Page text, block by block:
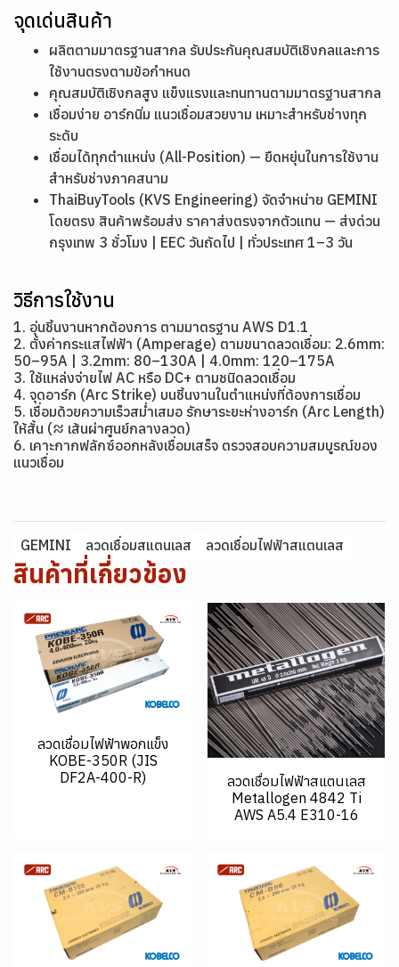
จุดเด่นสินค้า
ผลิตตามมาตรฐานสากล รับประกันคุณสมบัติเชิงกลและการ
ใช้งานตรงตามข้อกำหนด
คุณสมบัติเชิงกลสูง แข็งแรงและทนทานตามมาตรฐานสากล
เชื่อมง่าย อาร์กนิ่ม แนวเชื่อมสวยงาม เหมาะสำหรับช่างทุก
ระดับ
เชื่อมได้ทุกตำแหน่ง (All-Position) — ยืดหยุ่นในการใช้งาน
สำหรับช่างภาคสนาม
ThaiBuyTools (KVS Engineering) จัดจำหน่าย GEMINI
โดยตรง สินค้าพร้อมส่ง ราคาส่งตรงจากตัวแทน — ส่งด่วน
กรุงเทพ 3 ชั่วโมง | EEC วันถัดไป | ทั่วประเทศ 1–3 วัน
วิธีการใช้งาน
1. อุ่นชิ้นงานหากต้องการ ตามมาตรฐาน AWS D1.1
2. ตั้งค่ากระแสไฟฟ้า (Amperage) ตามขนาดลวดเชื่อม: 2.6mm:
50–95A | 3.2mm: 80–130A | 4.0mm: 120–175A
3. ใช้แหล่งจ่ายไฟ AC หรือ DC+ ตามชนิดลวดเชื่อม
4. จุดอาร์ก (Arc Strike) บนชิ้นงานในตำแหน่งที่ต้องการเชื่อม
5. เชื่อมด้วยความเร็วสม่ำเสมอ รักษาระยะห่างอาร์ก (Arc Length)
ให้สั้น (≈ เส้นผ่าศูนย์กลางลวด)
6. เคาะกากฟลักซ์ออกหลังเชื่อมเสร็จ ตรวจสอบความสมบูรณ์ของ
แนวเชื่อม
GEMINI ลวดเชื่อมสแตนเลส ลวดเชื่อมไฟฟ้าสแตนเลส
สินค้าที่เกี่ยวข้อง
ลวดเชื่อมไฟฟ้าพอกแข็ง
KOBE-350R (JIS
DF2A-400-R)
ลวดเชื่อมไฟฟ้าสแตนเลส
Metallogen 4842 Ti
AWS A5.4 E310-16